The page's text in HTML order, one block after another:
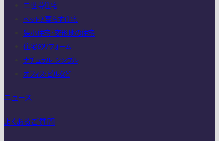
二世帯住宅
ペットと暮らす住宅
狭小住宅・変形地の住宅
住宅のリフォーム
ナチュラル・シンプル
オフィス・ビルなど
ニュース
よくあるご質問